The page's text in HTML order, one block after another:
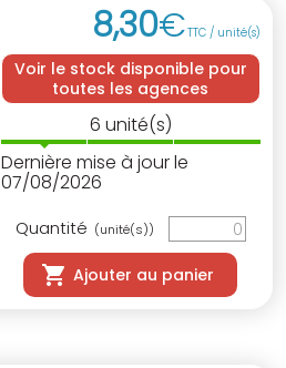
8,30€TTC / unité(s)
Voir le stock disponible pour
toutes les agences
6 unité(s)
Dernière mise à jour le
07/08/2026
Quantité (unité(s))
Ajouter au panier